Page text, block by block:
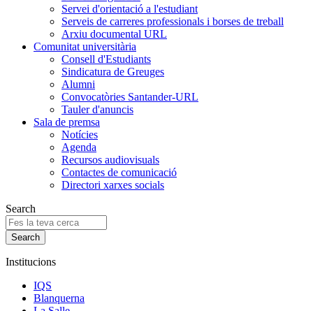
Servei d'orientació a l'estudiant
Serveis de carreres professionals i borses de treball
Arxiu documental URL
Comunitat universitària
Consell d'Estudiants
Sindicatura de Greuges
Alumni
Convocatòries Santander-URL
Tauler d'anuncis
Sala de premsa
Notícies
Agenda
Recursos audiovisuals
Contactes de comunicació
Directori xarxes socials
Search
Institucions
IQS
Blanquerna